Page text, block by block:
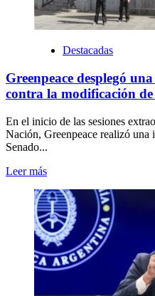
Destacadas
Greenpeace desplegó
contra la modificación
En el inicio de las sesiones
Nación, Greenpeace realizó una
Senado...
Leer más